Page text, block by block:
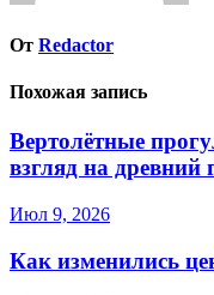
От Redactor
Похожая запись
Вертолётные
взгляд на древний
Июл 9, 2026
Как изменились